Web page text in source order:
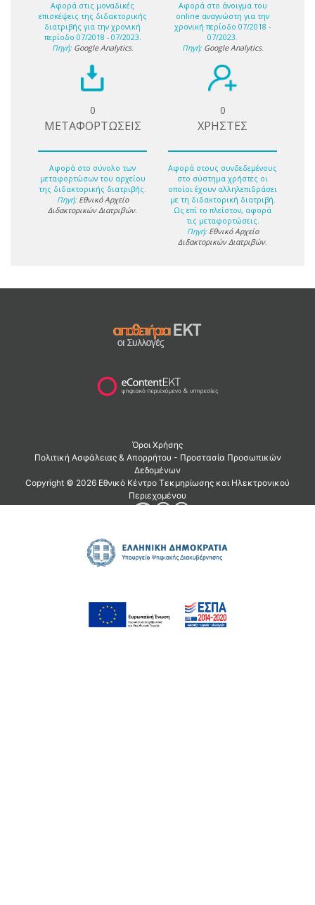
Αφορά στις μοναδικές
επισκέψεις της διδακτορικής
διατριβής για την χρονική
περίοδο 07/2018 - 07/2023.
Πηγή: Google Analytics.
Αφορά στο άνοιγμα του
online αναγνώστη για την
χρονική περίοδο 07/2018 -
07/2023.
Πηγή: Google Analytics.
0
ΜΕΤΑΦΟΡΤΩΣΕΙΣ
Αφορά στο σύνολο των
μεταφορτώσων του αρχείου
της διδακτορικής διατριβής.
Πηγή: Εθνικό Αρχείο
Διδακτορικών Διατριβών.
0
ΧΡΗΣΤΕΣ
Αφορά στους συνδεδεμένους
στο σύστημα χρήστες οι
οποίοι έχουν αλληλεπιδράσει
με τη διδακτορική διατριβή.
Ως επί το πλείστον, αφορά
τις μεταφορτώσεις.
Πηγή: Εθνικό Αρχείο
Διδακτορικών Διατριβών.